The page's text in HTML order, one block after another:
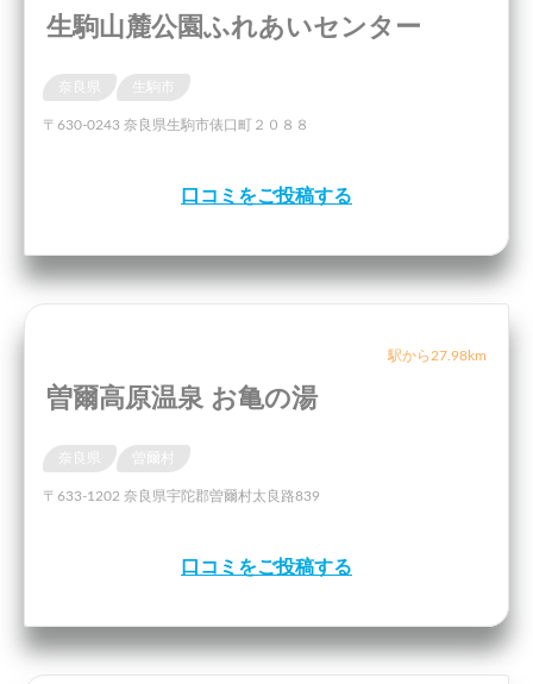
生駒山麓公園ふれあいセンター
奈良県
〒630-0243 奈良県生駒市俵口町２０８８
口コミをご投稿する
駅から27.98km
曽爾高原温泉 お亀の湯
奈良県 曽爾村
〒633-1202 奈良県宇陀郡曽爾村太良路839
口コミをご投稿する